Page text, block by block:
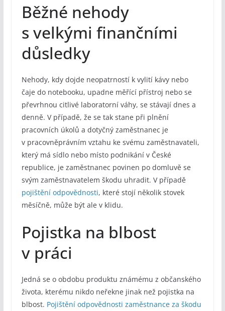
Běžné nehody
s velkými finančními
důsledky
Nehody, kdy dojde neopatrností k vylití kávy nebo
čaje do notebooku, upadne měřící přístroj nebo se
převrhnou citlivé laboratorní váhy, se stávají dnes a
denně. V případě, že se tak stane při plnění
pracovních úkolů a dotyčný zaměstnanec je
v pracovněprávním vztahu ke svému zaměstnavateli,
který má sídlo nebo místo podnikání v České
republice, je zaměstnanec povinen po domluvě se
svým zaměstnavatelem škodu uhradit. V případě
pojištění odpovědnosti, které stojí několik stovek
měsíčně, může být ale v klidu.
Pojistka na blbost
v práci
Jedná se o obdobu produktu známému z občanského
života, kterému nikdo neřekne jinak než pojistka na
blbost. Pojištění odpovědnosti zaměstnance za škodu